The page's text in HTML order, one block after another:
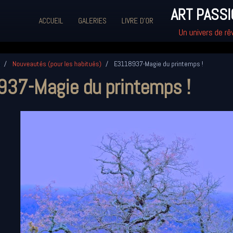
ACCUEIL GALERIES LIVRE D'OR ART
Un univers de
Nouveautés (pour les habitués) E3118937-Magie du printemps !
Magie du printemps !